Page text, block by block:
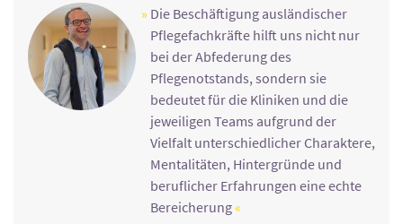
Die Beschäftigung ausländischer
Pflegefachkräfte hilft uns nicht nur
bei der Abfederung des
Pflegenotstands, sondern sie
bedeutet für die Kliniken und die
jeweiligen Teams aufgrund der
Vielfalt unterschiedlicher Charaktere,
Mentalitäten, Hintergründe und
beruflicher Erfahrungen eine echte
Bereicherung